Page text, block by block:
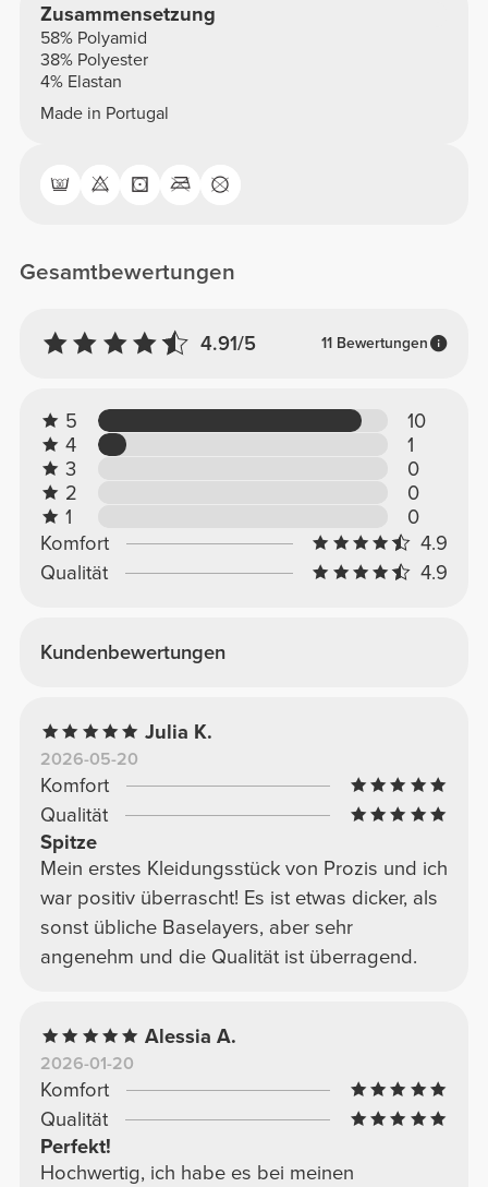
Zusammensetzung
58% Polyamid
38% Polyester
4% Elastan
Made in Portugal
Gesamtbewertungen
4.91/5 11 Bewertungen
5
10
4
1
3
0
2
0
1
0
Komfort
4.9
Qualität
4.9
Kundenbewertungen
Julia K.
2026-05-20
Komfort
Qualität
Spitze
Mein erstes Kleidungsstück von Prozis und ich
war positiv überrascht! Es ist etwas dicker, als
sonst übliche Baselayers, aber sehr
angenehm und die Qualität ist überragend.
Alessia A.
2026-01-20
Komfort
Qualität
Perfekt!
Hochwertig, ich habe es bei meinen